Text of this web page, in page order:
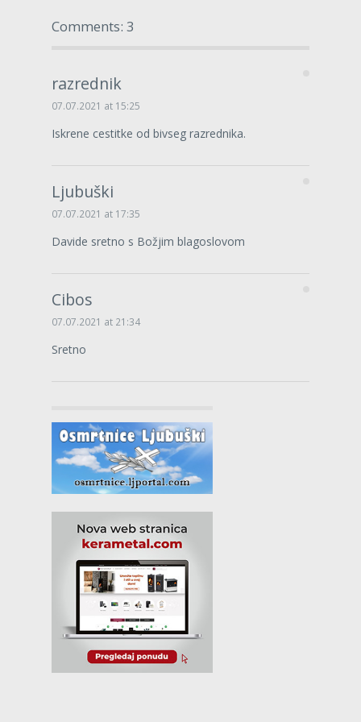
Comments: 3
razrednik
07.07.2021 at 15:25
Iskrene cestitke od bivseg razrednika.
Ljubuški
07.07.2021 at 17:35
Davide sretno s Božjim blagoslovom
Cibos
07.07.2021 at 21:34
Sretno